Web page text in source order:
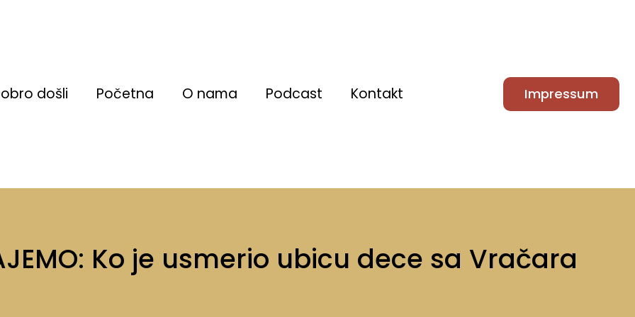
došli Početna O nama Podcast Kontakt Impressum
Ko je usmerio ubicu dece sa Vračara